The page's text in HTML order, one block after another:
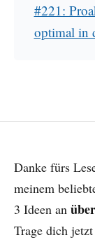
#221:
optimal in
Danke fürs
meinem
3 Ideen an
Trage dich